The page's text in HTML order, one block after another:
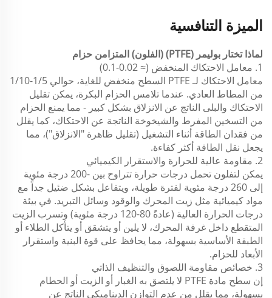
الميزة التنافسية
لماذا تختار بوليمر (PTFE) (الفلون) المتزامن حزام
1. معامل الاحتكاك المنخفض (≈ 0.02-0.1)
معامل الاحتكاك لـ PTFE
السطح منخفض للغاية، حوالي 1/5-1/10
من المطاط العادي. عندما تلامس الحزام البكرة، يمكن تقليل
الاحتكاك والبلى الناتج عن الانزلاق بشكل كبير - مما يمنع الحزام
من التسخين المفرط والشيخوخة الناتجة عن الاحتكاك، كما يقلل
من فقدان الطاقة أثناء التشغيل (تقليل ظاهرة "الانزلاق")، مما
يجعل نقل الطاقة أكثر كفاءة.
2. مقاومة عالية للحرارة والاستقرار الكيميائي
يمكن لتفلون تحمل درجات حرارة تتراوح بين -200 درجة مئوية
إلى 260 درجة مئوية لفترة طويلة، ويتفاعل بشكل ضئيل جداً مع
مواد كيميائية مثل زيت المحرك والوقود وسائل التبريد. في بيئة
درجات الحرارة العالية (عادةً 80-120 درجة مئوية) وتسرب الزيت
المتقطع داخل غرفة المحرك، لا يلين أو يتشقق أو يتأكل الطلاء أو
الطبقة الأساسية بسهولة، مما يحافظ على قوة البنية واستقرار
الأبعاد للحزام.
3. خصائص مقاومة اللصوق والتنظيف الذاتي
إن سطح مادة PTFE لا يلتصق به الغبار أو الزيت أو الحطام
بسهولة، مما يقلل من عدم التوازن الديناميكي الناتج عن